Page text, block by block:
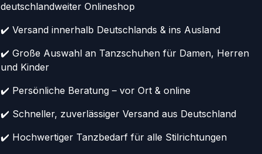
deutschlandweiter Onlineshop
✔️ Versand innerhalb Deutschlands & ins Ausland
✔️ Große Auswahl an Tanzschuhen für Damen, Herren
und Kinder
✔️ Persönliche Beratung – vor Ort & online
✔️ Schneller, zuverlässiger Versand aus Deutschland
✔️ Hochwertiger Tanzbedarf für alle Stilrichtungen